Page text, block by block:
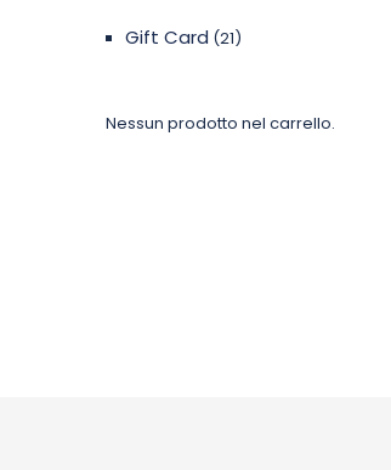
Gift Card (21)
Nessun prodotto nel carrello.